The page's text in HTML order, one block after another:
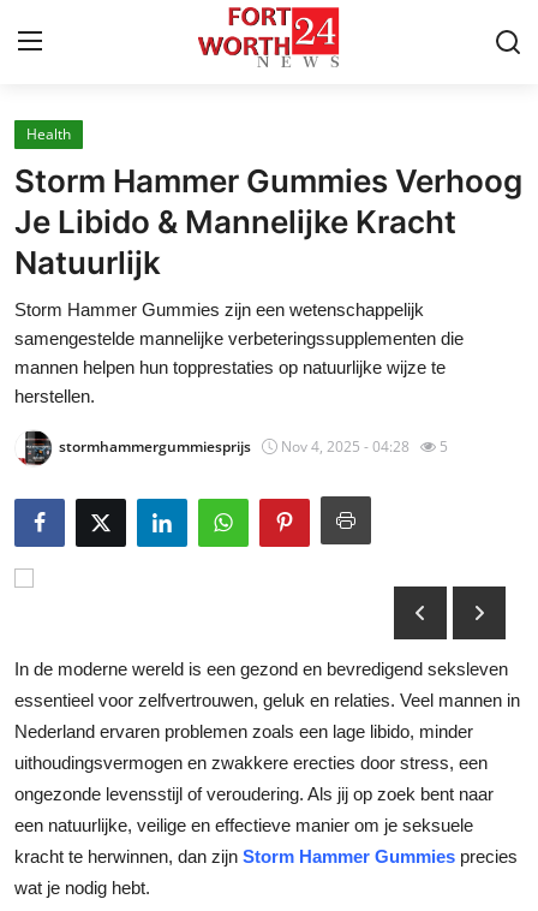
Home
Contact
Press Release
Privacy Policy
About
News Network
Submit Press Release
Health
Crypto
Business
Finance
Health
Storm Hammer Gummies Verhoog
Je Libido & Mannelijke Kracht
Natuurlijk
Storm Hammer Gummies zijn een wetenschappelijk
samengestelde mannelijke verbeteringssupplementen die
mannen helpen hun topprestaties op natuurlijke wijze te
herstellen.
stormhammergummiesprijs Nov 4, 2025 - 04:28 5
In de moderne wereld is een gezond en bevredigend seksleven
essentieel voor zelfvertrouwen, geluk en relaties. Veel mannen in
Nederland ervaren problemen zoals een lage libido, minder
uithoudingsvermogen en zwakkere erecties door stress, een
ongezonde levensstijl of veroudering. Als jij op zoek bent naar
een natuurlijke, veilige en effectieve manier om je seksuele
kracht te herwinnen, dan zijn Storm Hammer Gummies precies
wat je nodig hebt.